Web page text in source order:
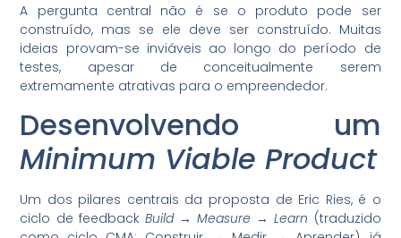
A pergunta central não é se o produto pode ser
construído, mas se ele deve ser construído. Muitas
ideias provam-se inviáveis ao longo do período de
testes, apesar de conceitualmente serem
extremamente atrativas para o empreendedor.
Desenvolvendo um
Minimum Viable Product
Um dos pilares centrais da proposta de Eric Ries, é o
ciclo de feedback Build → Measure → Learn (traduzido